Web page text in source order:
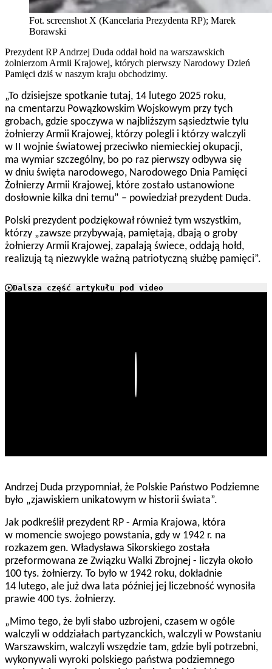
Fot. screenshot X (Kancelaria Prezydenta RP); Marek
Borawski
Prezydent RP Andrzej Duda oddał hołd na warszawskich
żołnierzom Armii Krajowej, których pierwszy Narodowy Dzień
Pamięci dziś w naszym kraju obchodzimy.
„To dzisiejsze spotkanie tutaj, 14 lutego 2025 roku,
na cmentarzu Powązkowskim Wojskowym przy tych
grobach, gdzie spoczywa w najbliższym sąsiedztwie tylu
żołnierzy Armii Krajowej, którzy polegli i którzy walczyli
w II wojnie światowej przeciwko niemieckiej okupacji,
ma wymiar szczególny, bo po raz pierwszy odbywa się
w dniu święta narodowego, Narodowego Dnia Pamięci
Żołnierzy Armii Krajowej, które zostało ustanowione
dosłownie kilka dni temu” – powiedział prezydent Duda.
Polski prezydent podziękował również tym wszystkim,
którzy „zawsze przybywają, pamiętają, dbają o groby
żołnierzy Armii Krajowej, zapalają świece, oddają hołd,
realizują tą niezwykle ważną patriotyczną służbę pamięci”.
Dalsza część artykułu pod video
Andrzej Duda przypomniał, że Polskie Państwo Podziemne
było „zjawiskiem unikatowym w historii świata”.
Jak podkreślił prezydent RP - Armia Krajowa, która
w momencie swojego powstania, gdy w 1942 r. na
rozkazem gen. Władysława Sikorskiego została
przeformowana ze Związku Walki Zbrojnej - liczyła około
100 tys. żołnierzy. To było w 1942 roku, dokładnie
14 lutego, ale już dwa lata później jej liczebność wynosiła
prawie 400 tys. żołnierzy.
„Mimo tego, że byli słabo uzbrojeni, czasem w ogóle
walczyli w oddziałach partyzanckich, walczyli w Powstaniu
Warszawskim, walczyli wszędzie tam, gdzie byli potrzebni,
wykonywali wyroki polskiego państwa podziemnego